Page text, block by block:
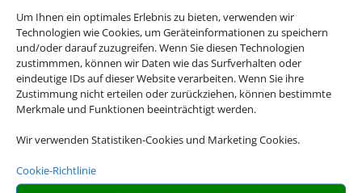
Um Ihnen ein optimales Erlebnis zu bieten, verwenden wir
Technologien wie Cookies, um Geräteinformationen zu speichern
und/oder darauf zuzugreifen. Wenn Sie diesen Technologien
zustimmmen, können wir Daten wie das Surfverhalten oder
eindeutige IDs auf dieser Website verarbeiten. Wenn Sie ihre
Zustimmung nicht erteilen oder zurückziehen, können bestimmte
Merkmale und Funktionen beeinträchtigt werden.
Wir verwenden Statistiken-Cookies und Marketing Cookies.
Cookie-Richtlinie
Wieshof
Riedlhütte, Bayerischer Wald
275 €